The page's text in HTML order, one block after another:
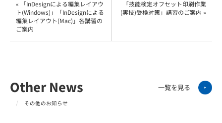
「技能検定オフセット印刷作業
(実技)受検対策」講習のご案内 »
« 「InDesignによる編集レイアウ
ト(Windows)」「InDesignによる
編集レイアウト(Mac)」各講習の
ご案内
Other News
その他のお知らせ
一覧を見る